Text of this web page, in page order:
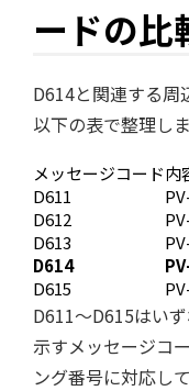
ードの比
D614と関連する周
以下の表で整理しま
メッセージコード内
D611
D612
D613
D614
D615
D611〜D615はい
示すメッセージコ
ング番号に対応し